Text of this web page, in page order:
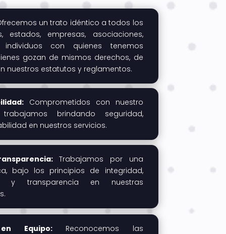
un trato idéntico a todos los
estados, empresas, asociaciones,
con quienes tenemos
gozan de mismos derechos, de
nuestros estatutos y reglamentos.
Comprometidos con nuestro
brindando seguridad,
en nuestros servicios.
Trabajamos por una
bajo los principios de integridad,
y transparencia en nuestras
Equipo:Reconocemos las